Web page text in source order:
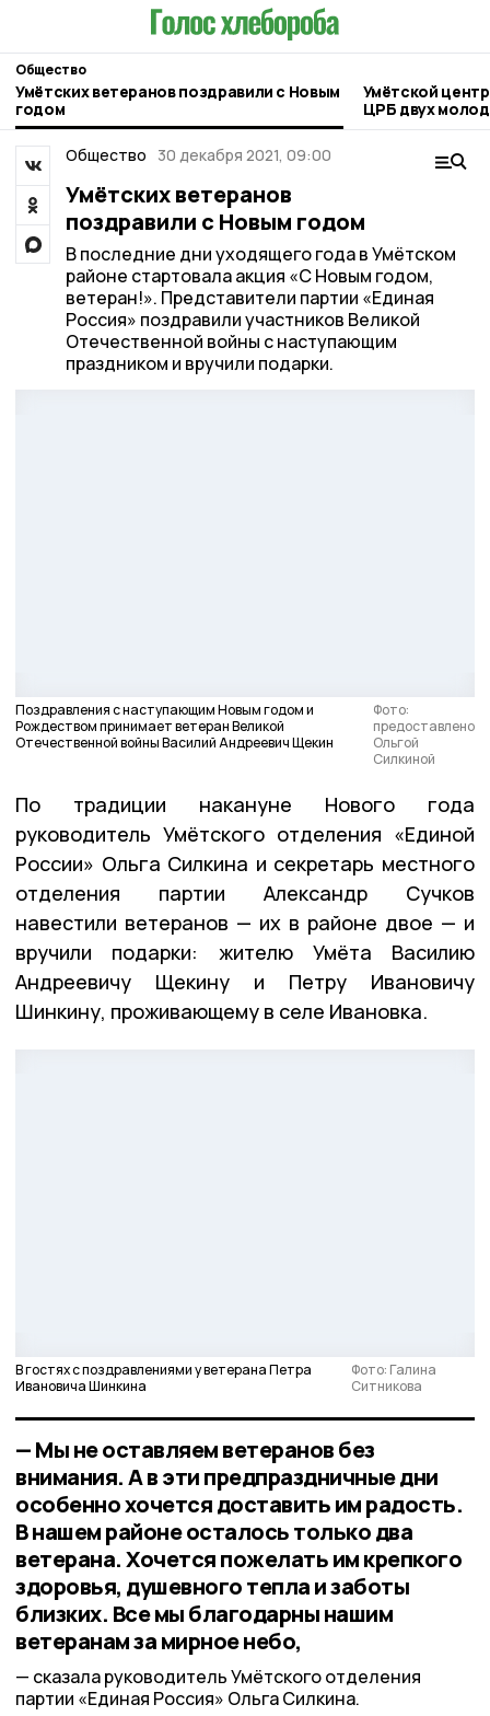
Общество
Умётских ветеранов поздравили с Новым
годом
Умётской
ЦРБ двух
Общество 30 декабря 2021, 09:00
Умётских ветеранов
поздравили с Новым годом
В последние дни уходящего года в Умётском
районе стартовала акция «С Новым годом,
ветеран!». Представители партии «Единая
Россия» поздравили участников Великой
Отечественной войны с наступающим
праздником и вручили подарки.
Поздравления с наступающим Новым годом и
Рождеством принимает ветеран Великой
Отечественной войны Василий Андреевич Щекин
Фото:
предоставлено
Ольгой
Силкиной
По традиции накануне Нового года
руководитель Умётского отделения «Единой
России» Ольга Силкина и секретарь местного
отделения партии Александр Сучков
навестили ветеранов — их в районе двое — и
вручили подарки: жителю Умёта Василию
Андреевичу Щекину и Петру Ивановичу
Шинкину, проживающему в селе Ивановка.
В гостях с поздравлениями у ветерана Петра
Ивановича Шинкина
Фото: Галина
Ситникова
— Мы не оставляем ветеранов без
внимания. А в эти предпраздничные дни
особенно хочется доставить им радость.
В нашем районе осталось только два
ветерана. Хочется пожелать им крепкого
здоровья, душевного тепла и заботы
близких. Все мы благодарны нашим
ветеранам за мирное небо,
сказала руководитель Умётского отделения
партии «Единая Россия» Ольга Силкина.